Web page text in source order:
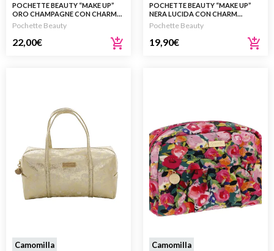
POCHETTE BEAUTY “MAKE UP”
ORO CHAMPAGNE CON CHARM
LABBRA
Pochette Beauty
22,00€
POCHETTE BEAUTY “MAKE UP”
NERA LUCIDA CON CHARM
LABBRA
Pochette Beauty
19,90€
Camomilla Camomilla